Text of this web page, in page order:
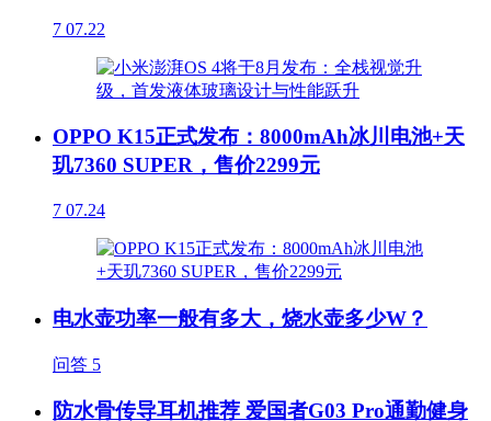
7 07.22
OPPO K15正式发布：8000mAh冰川电池+天
玑7360 SUPER，售价2299元
7 07.24
电水壶功率一般有多大，烧水壶多少W？
问答 5
防水骨传导耳机推荐 爱国者G03 Pro通勤健身